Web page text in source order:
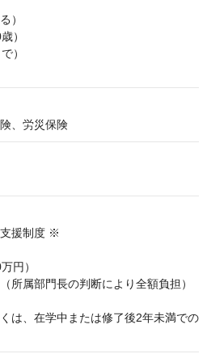
）
）
）
、労災保険
支援制度 ※
円）
所属部門長の判断により全額負担）
は、在学中または修了後2年未満での